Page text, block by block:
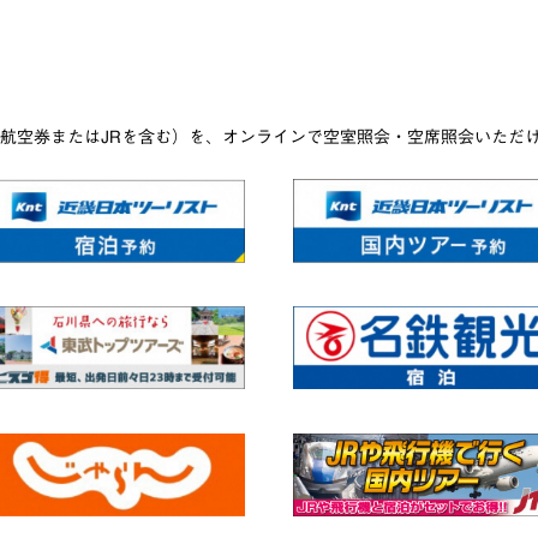
空券またはJRを含む）を、オンラインで空室照会・空席照会いただ